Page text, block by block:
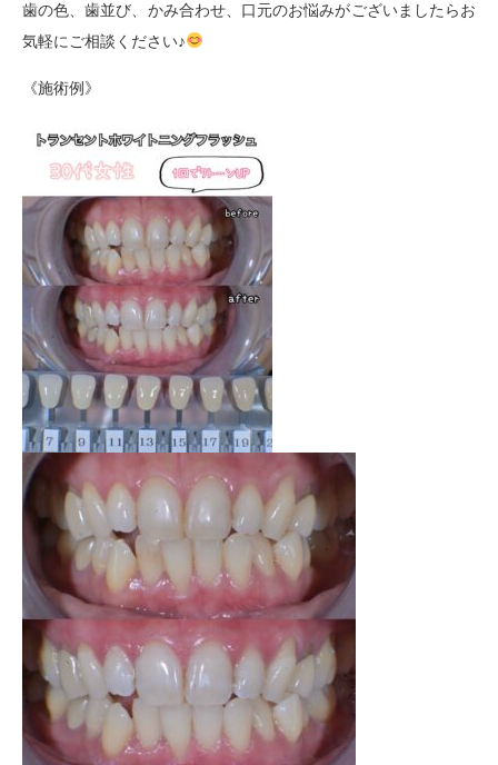
歯の色、歯並び、かみ合わせ、口元のお悩みがございましたらお
気軽にご相談ください♪
《施術例》